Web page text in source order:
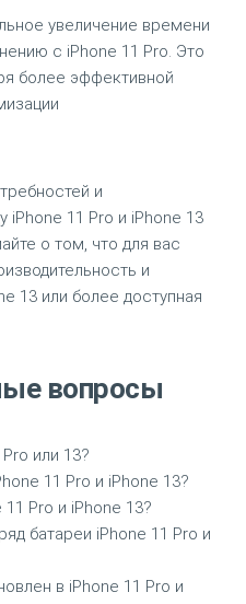
увеличение времени
с iPhone 11 Pro. Это
более эффективной
и
iPhone 11 Pro и iPhone 13
о том, что для вас
и
13 или более доступная
вопросы
или 13?
11 Pro и iPhone 13?
Pro и iPhone 13?
батареи iPhone 11 Pro и
в iPhone 11 Pro и